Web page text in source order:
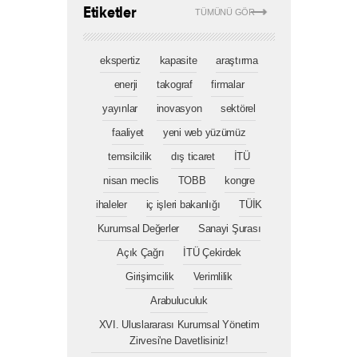
TÜMÜNÜ GÖR
Etiketler
ekspertiz kapasite
araştırma
enerji
takograf
firmalar
yayınlar
inovasyon
sektörel
faaliyet
yeni web yüzümüz
temsilcilik
dış ticaret
İTÜ
nisan meclis
TOBB
kongre
ihaleler
iç işleri bakanlığı
TÜİK
Kurumsal Değerler
Sanayi Şurası
Açık Çağrı
İTÜ Çekirdek
Girişimcilik
Verimlilik
Arabuluculuk
XVI. Uluslararası Kurumsal Yönetim
Zirvesi'ne Davetlisiniz!